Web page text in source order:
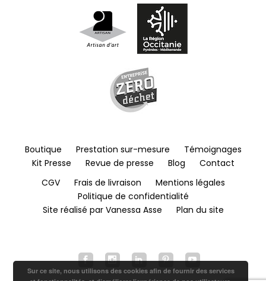
Boutique Prestation sur-mesure
Témoignages
Kit Presse
Revue de presse Blog
Contact
CGV
Frais de livraison
Mentions légales
Politique de confidentialité
Site réalisé par Vanessa Asse
Plan du site
Sur ce site, nous utilisons des cookies afin de fournir des services